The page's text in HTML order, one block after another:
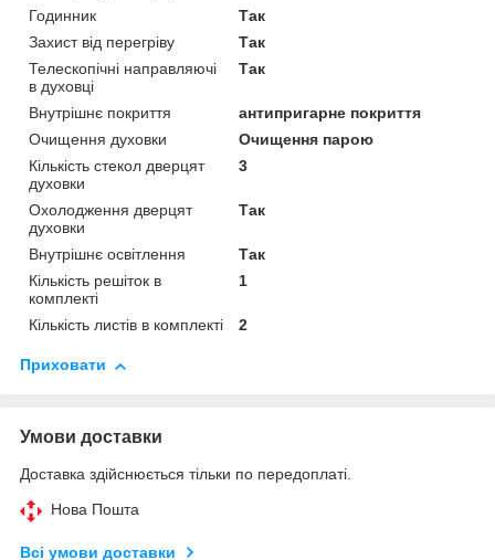
Годинник
Так
Захист від перегріву
Так
Телескопічні направляючі
в духовці
Так
Внутрішнє покриття
антипригарне покриття
Очищення духовки
Очищення парою
Кількість стекол дверцят
духовки
3
Охолодження дверцят
духовки
Так
Внутрішнє освітлення
Так
Кількість решіток в
комплекті
1
Кількість листів в комплекті 2
Приховати
Умови доставки
Доставка здійснюється тільки по передоплаті.
Нова Пошта
Всі умови доставки